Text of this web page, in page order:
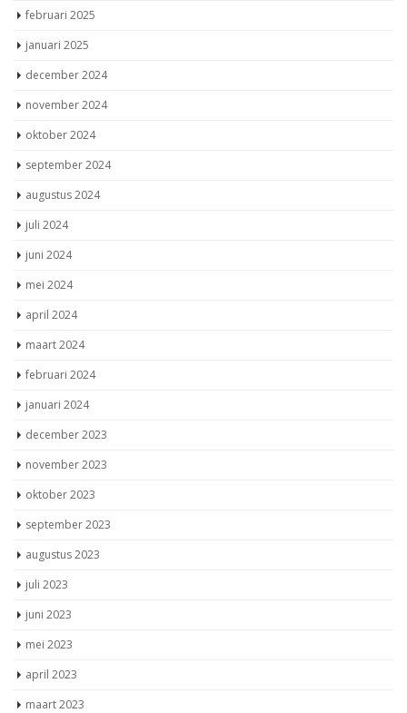
februari 2025
januari 2025
december 2024
november 2024
oktober 2024
september 2024
augustus 2024
juli 2024
juni 2024
mei 2024
april 2024
maart 2024
februari 2024
januari 2024
december 2023
november 2023
oktober 2023
september 2023
augustus 2023
juli 2023
juni 2023
mei 2023
april 2023
maart 2023